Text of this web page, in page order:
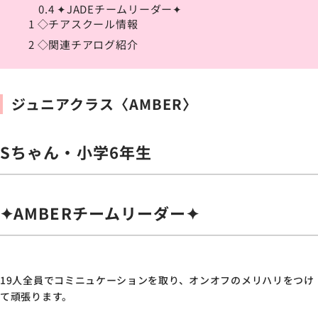
0.4 ✦JADEチームリーダー✦
1 ◇チアスクール情報
2 ◇関連チアログ紹介
ジュニアクラス〈AMBER〉
Sちゃん・小学6年生
✦AMBERチームリーダー✦
19人全員でコミニュケーションを取り、オンオフのメリハリをつけ
て頑張ります。